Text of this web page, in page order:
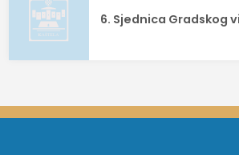
6. Sjednica Gradskog